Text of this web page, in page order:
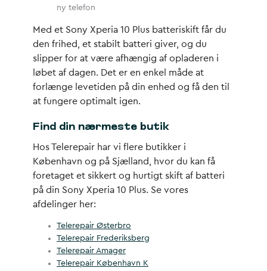
ny telefon
Med et Sony Xperia 10 Plus batteriskift får du
den frihed, et stabilt batteri giver, og du
slipper for at være afhængig af opladeren i
løbet af dagen. Det er en enkel måde at
forlænge levetiden på din enhed og få den til
at fungere optimalt igen.
Find din nærmeste butik
Hos Telerepair har vi flere butikker i
København og på Sjælland, hvor du kan få
foretaget et sikkert og hurtigt skift af batteri
på din Sony Xperia 10 Plus. Se vores
afdelinger her:
Telerepair Østerbro
Telerepair Frederiksberg
Telerepair Amager
Telerepair København K